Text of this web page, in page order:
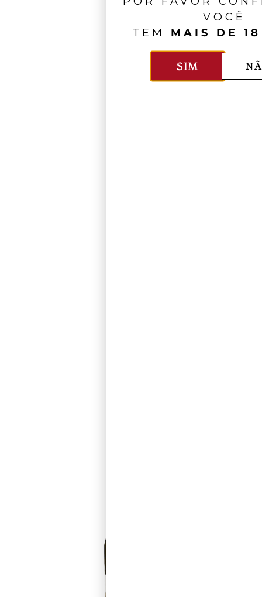
VOCÊ
TEM MAIS DE
SIM